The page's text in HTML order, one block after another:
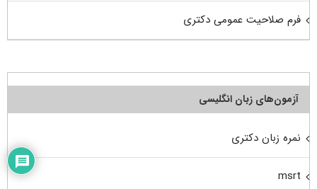
فرم صلاحیت عمومی دکتری
آزمون‌های زبان انگلیسی
نمره زبان دکتری
msrt